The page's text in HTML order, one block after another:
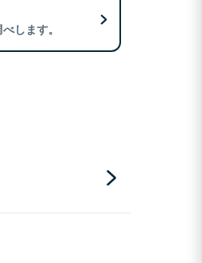
します。